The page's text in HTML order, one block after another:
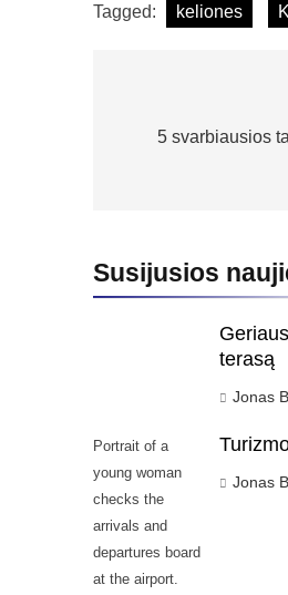
Tagged: keliones
tarp5 svarbiausios
Susijusios
terasą
Jonas
Portrait of a
young woman
checks the
arrivals and
departures board
at the airport.
Jonas